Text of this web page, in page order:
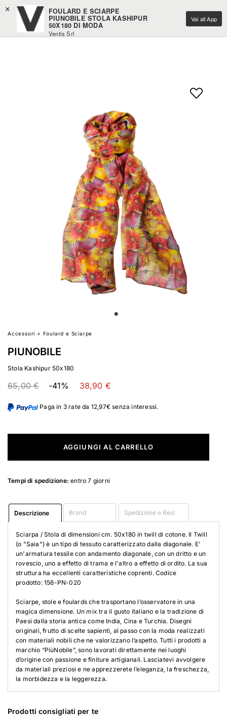
× FOULARD E SCIARPE
PIUNOBILE STOLA KASHIPUR
50X180 DI MODA
Ventis Srl
Vai all App
Accessori > Foulard e Sciarpe
PIUNOBILE
Stola Kashipur 50x180
65,00 € -41% 38,90 €
Paga in 3 rate da 12,97€ senza interessi.
AGGIUNGI AL CARRELLO
Tempi di spedizione: entro 7 giorni
Descrizione Brand Spedizione e Resi
Sciarpa / Stola di dimensioni cm. 50x180 in twill di cotone. Il Twill
(o "Saia") è un tipo di tessuto caratterizzato dalla diagonale. E'
un'armatura tessile con andamento diagonale, con un dritto e un
rovescio, uno a effetto di trama e l'altro a effetto di ordito. La sua
struttura ha eccellenti caratteristiche coprenti. Codice
prodotto: 156-PN-020
Sciarpe, stole e foulards che trasportano l’osservatore in una
magica dimensione. Un mix tra il gusto italiano e la tradizione di
Paesi dalla storia antica come India, Cina e Turchia. Disegni
originali, frutto di scelte sapienti, al passo con la moda realizzati
con materiali nobili che ne valorizzano l’aspetto. Tutti i prodotti a
marchio “PiùNobile”, sono lavorati direttamente nei luoghi
d’origine con passione e finiture artigianali. Lasciatevi avvolgere
da materiali preziosi e ne apprezzerete l’eleganza, la freschezza,
la morbidezza e la leggerezza.
Prodotti consigliati per te